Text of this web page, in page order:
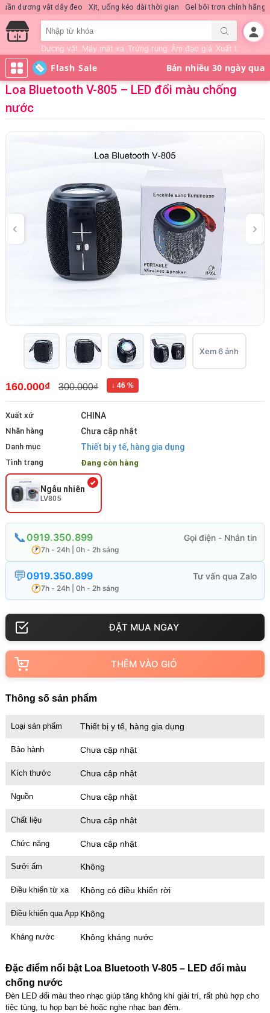
Nước hoa KD Quick Rush Quần dương vật dây đeo Xịt, uống kéo dài thời
Dương vật Máy mát xa Trứng rung Âm đạo giả Xuất tinh sớm
Flash Sale
Loa Bluetooth V-805 – LED đổi màu chống
nước
Xem 6 ảnh
160.000₫ 300.000₫ ↓ 46 %
Xuất xứ CHINA
Nhãn hàng Chưa cập nhật
Danh mục Thiết bị y tế, hàng gia dụng
Tình trạng Đang còn hàng
Ngẫu nhiên
LV805
0919.350.899
7h - 24h | 0h - 2h sáng
0919.350.899
7h - 24h | 0h - 2h sáng
THÊM VÀO GIỎ
Thông số sản phẩm
Loại sản phẩm Thiết bị y tế, hàng gia dụng
Bảo hành Chưa cập nhật
Kích thước Chưa cập nhật
Nguồn Chưa cập nhật
Chất liệu Chưa cập nhật
Chức năng Chưa cập nhật
Sưởi ấm Không
Điều khiển từ xa Không có điều khiển rời
Điều khiển qua App Không
Kháng nước Không kháng nước
Đặc điểm nổi bật Loa Bluetooth V-805 – LED đổi màu
chống nước
Đèn LED đổi màu theo nhạc giúp tăng không khí giải trí, rất phù hợp cho
tiệc tùng, tụ họp bạn bè hoặc nghe nhạc ban đêm.